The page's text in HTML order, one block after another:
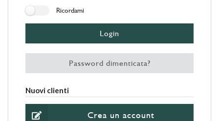
Ricordami
Login
Password dimenticata?
Nuovi clienti
Crea un account